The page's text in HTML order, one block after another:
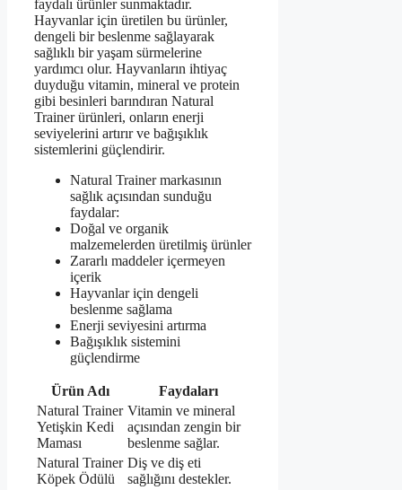
faydalı ürünler sunmaktadır.
Hayvanlar için üretilen bu ürünler,
dengeli bir beslenme sağlayarak
sağlıklı bir yaşam sürmelerine
yardımcı olur. Hayvanların ihtiyaç
duyduğu vitamin, mineral ve protein
gibi besinleri barındıran Natural
Trainer ürünleri, onların enerji
seviyelerini artırır ve bağışıklık
sistemlerini güçlendirir.
Natural Trainer markasının
sağlık açısından sunduğu
faydalar:
Doğal ve organik
malzemelerden üretilmiş ürünler
Zararlı maddeler içermeyen
içerik
Hayvanlar için dengeli
beslenme sağlama
Enerji seviyesini artırma
Bağışıklık sistemini
güçlendirme
Ürün Adı
Faydaları
Natural Trainer
Yetişkin Kedi
Maması
Vitamin ve mineral
açısından zengin bir
beslenme sağlar.
Natural Trainer
Köpek Ödülü
Diş ve diş eti
sağlığını destekler.